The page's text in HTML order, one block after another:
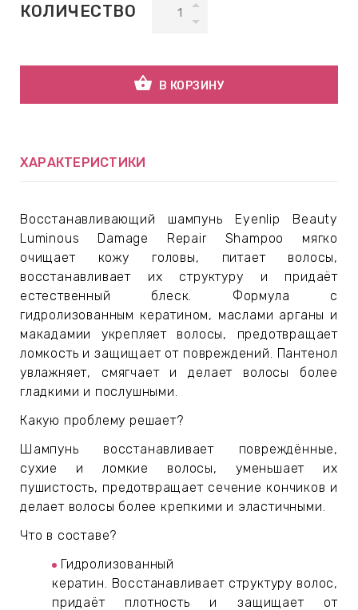
И
ТЕЙПЫ
keyboard_arrow_right
КОЛИЧЕСТВО
shopping_basket В КОРЗИНУ
ХАРАКТЕРИСТИКИ
Восстанавливающий шампунь Eyenlip Beauty
Luminous Damage Repair Shampoo мягко
очищает кожу головы, питает волосы,
восстанавливает их структуру и придаёт
естественный блеск. Формула с
гидролизованным кератином, маслами арганы и
макадамии укрепляет волосы, предотвращает
ломкость и защищает от повреждений. Пантенол
увлажняет, смягчает и делает волосы более
гладкими и послушными.
Какую проблему решает?
Шампунь восстанавливает повреждённые,
сухие и ломкие волосы, уменьшает их
пушистость, предотвращает сечение кончиков и
делает волосы более крепкими и эластичными.
Что в составе?
Гидролизованный
кератин. Восстанавливает структуру волос,
придаёт плотность и защищает от